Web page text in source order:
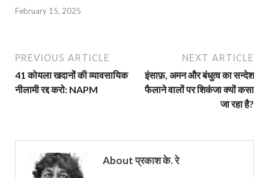
February 15, 2025
PREVIOUS ARTICLE
41 कोयला खदानों की व्यावसायिक
नीलामी रद्द करो: NAPM
NEXT ARTICLE
इंसाफ़, अमन और बंधुत्व का सन्देश
फैलाने वालों पर शिकंजा क्यों कसा
जा रहा है?
About प्रकाश के. रे